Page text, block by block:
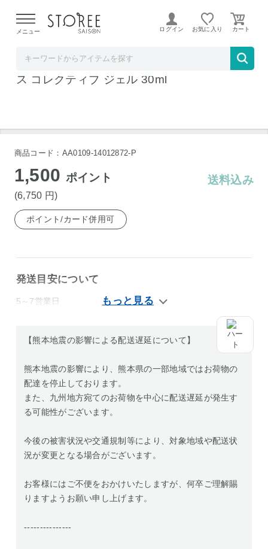
よる配送遅延が発生しております。
メニュー ログイン お気に入り
クラランス カームエッセンシャル レッドネ
ス コレクティブ ジェル 30ml
商品コード：AA0109-14012872-P
1,500 ポイント
(6,750 円)
送料込み
ポイント/カード併用可
発送目安について
5～7営業日
【熊本地震の影響による配送遅延について】
熊本地震の影響により、熊本県の一部地域ではお荷物の
配達を停止しております。
また、九州地方宛てのお荷物を中心に配送遅延が発生す
る可能性がございます。
今後の被害状況や交通規制等により、対象地域や配送状
況が変更となる場合がございます。
お客様にはご不便をおかけいたしますが、何卒ご理解賜
りますようお願い申し上げます。
---------------